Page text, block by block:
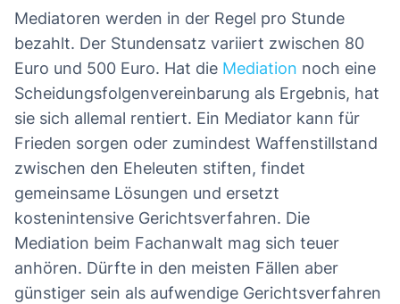
Mediatoren werden in der Regel pro Stunde
bezahlt. Der Stundensatz variiert zwischen 80
Euro und 500 Euro. Hat die Mediation noch eine
Scheidungsfolgenvereinbarung als Ergebnis, hat
sie sich allemal rentiert. Ein Mediator kann für
Frieden sorgen oder zumindest Waffenstillstand
zwischen den Eheleuten stiften, findet
gemeinsame Lösungen und ersetzt
kostenintensive Gerichtsverfahren. Die
Mediation beim Fachanwalt mag sich teuer
anhören. Dürfte in den meisten Fällen aber
günstiger sein als aufwendige Gerichtsverfahren